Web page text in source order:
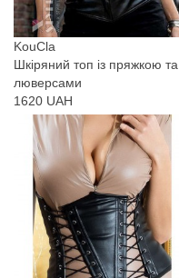
KouCla
Шкіряний топ із пряжкою та
люверсами
1620 UAH